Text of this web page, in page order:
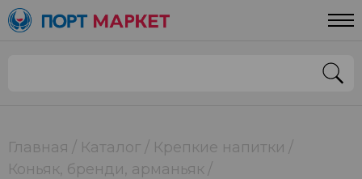
Главная Каталог
Крепкие напитки
Коньяк, бренди, арманьяк